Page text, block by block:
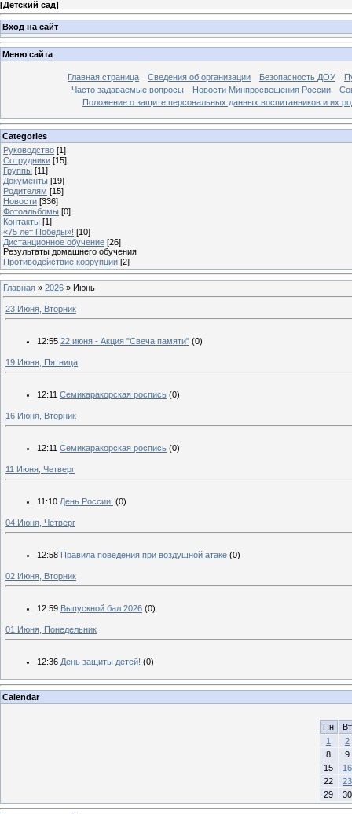
[Детский сад]
Вход на сайт
Меню сайта
Главная страница Сведения об организации Безопасность ДОУ
Часто задаваемые вопросы
Новости Минпросвещения России
Положение о защите персональных данных воспитанников и их
Categories
Руководство [1]
Сотрудники [15]
Группы [11]
Документы [19]
Родителям [15]
Новости [336]
Фотоальбомы [0]
Контакты [1]
«75 лет Победы»! [10]
Дистанционное обучение [26]
Результаты домашнего обучения
Противодействие коррупции [2]
Главная » 2026 » Июнь
23 Июня, Вторник
12:55 22 июня - Акция "Свеча памяти" (0)
19 Июня, Пятница
12:11 Семикаракорская роспись (0)
16 Июня, Вторник
12:11 Семикаракорская роспись (0)
11 Июня, Четверг
11:10 День России! (0)
04 Июня, Четверг
12:58 Правила поведения при воздушной атаке (0)
02 Июня, Вторник
12:59 Выпускной бал 2026 (0)
01 Июня, Понедельник
12:36 День защиты детей! (0)
Calendar
Пн
Вт
1
2
8
9
15
16
22
23
29
30